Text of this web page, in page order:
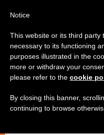
البابا يقيم عام 2008 ويتحدث عن يوم
الشبيبة العالمي
Notice
This website or its third party
necessary to its functioning
purposes illustrated in the
more or withdraw your
please refer to the cookie
By closing this banner,
continuing to browse